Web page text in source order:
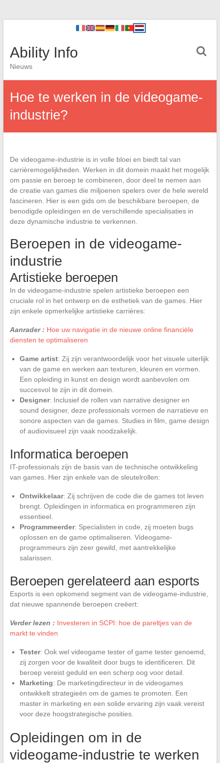
Ability Info
Nieuws
Hoe te werken in de videogame-
industrie?
De videogame-industrie is in volle bloei en biedt tal van
carrièremogelijkheden. Werken in dit domein maakt het mogelijk
om passie en beroep te combineren, door deel te nemen aan
de creatie van games die miljoenen spelers over de hele wereld
fascineren. Hier is een gids om de beschikbare beroepen, de
benodigde opleidingen en de verschillende specialisaties in
deze dynamische industrie te verkennen.
Beroepen in de videogame-
industrie
Artistieke beroepen
In de videogame-industrie spelen artistieke beroepen een
cruciale rol in het ontwerp en de esthetiek van de games. Hier
zijn enkele opmerkelijke artistieke carrières:
Aanrader : Hoe uw navigatie in de nieuwe online financiële
diensten te optimaliseren
Game artist: Zij zijn verantwoordelijk voor het visuele uiterlijk
van de game en werken aan texturen, kleuren en vormen.
Een opleiding in kunst en design wordt aanbevolen om
succesvol te zijn in dit domein.
Designer: Inclusief de rollen van narrative designer en
sound designer, deze professionals vormen de narratieve en
sonore aspecten van de games. Studies in film, game design
of audiovisueel zijn vaak noodzakelijk.
Informatica beroepen
IT-professionals zijn de basis van de technische ontwikkeling
van games. Hier zijn enkele van de sleutelrollen:
Ontwikkelaar: Zij schrijven de code die de games tot leven
brengt. Opleidingen in informatica en programmeren zijn
essentieel.
Programmeerder: Specialisten in code, zij moeten bugs
oplossen en de game optimaliseren. Videogame-
programmeurs zijn zeer gewild, met aantrekkelijke
salarissen.
Beroepen gerelateerd aan esports
Esports is een opkomend segment van de videogame-industrie,
dat nieuwe spannende beroepen creëert:
Verder lezen : Investeren in SCPI: hoe de pareltjes van de
markt te vinden
Tester: Ook wel videogame tester of game tester genoemd,
zij zorgen voor de kwaliteit door bugs te identificeren. Dit
beroep vereist geduld en een scherp oog voor detail.
Marketing: De marketingdirecteur in de videogames
ontwikkelt strategieën om de games te promoten. Een
master in marketing en een solide ervaring zijn vaak vereist
voor deze hoogstrategische posities.
Opleidingen om in de
videogame-industrie te werken